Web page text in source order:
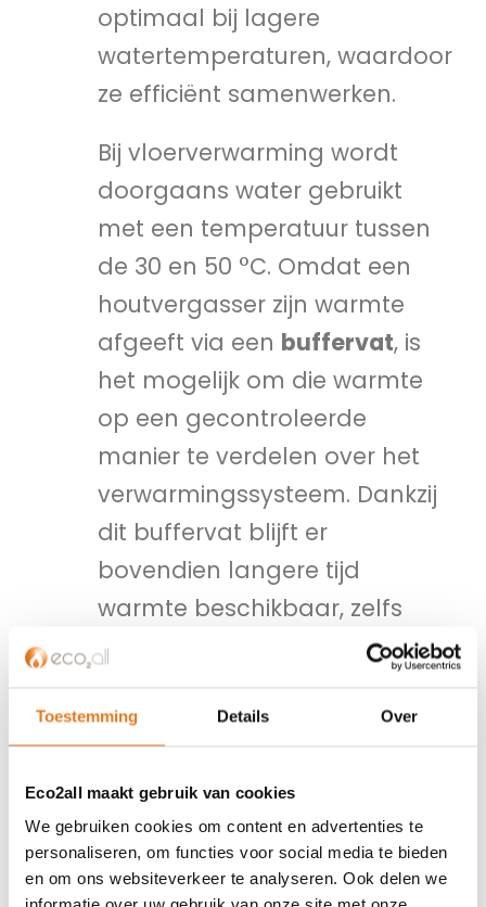
Toestemming Details Over
Eco2all maakt gebruik van cookies
We gebruiken cookies om content en advertenties te
personaliseren, om functies voor social media te bieden
en om ons websiteverkeer te analyseren. Ook delen we
optimaal bij lagere
watertemperaturen, waardoor
ze efficiënt samenwerken.
Bij vloerverwarming wordt
doorgaans water gebruikt
met een temperatuur tussen
de 30 en 50 °C. Omdat een
houtvergasser zijn warmte
afgeeft via een buffervat, is
het mogelijk om die warmte
op een gecontroleerde
manier te verdelen over het
verwarmingssysteem. Dankzij
dit buffervat blijft er
bovendien langere tijd
warmte beschikbaar, zelfs
nadat het vuur gedoofd is. Dit
reagerende aard van
langzamer opwarmt maar
ook langer warmte vasthoudt.
Enkele voordelen van de